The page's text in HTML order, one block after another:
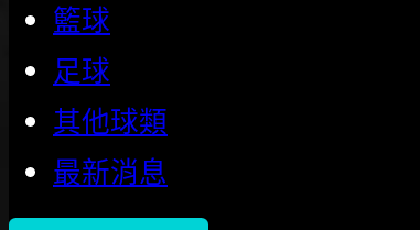
籃球
足球
其他球類
最新消息